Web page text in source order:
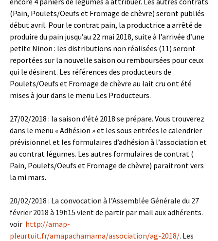
(Pain, Poulets/Oeufs et Fromage de chèvre) seront publiés
début avril. Pour le contrat pain, la productrice a arrêté de
produire du pain jusqu’au 22 mai 2018, suite à l’arrivée d’une
petite Ninon : les distributions non réalisées (11) seront
reportées sur la nouvelle saison ou remboursées pour ceux
qui le désirent. Les références des producteurs de
Poulets/Oeufs et Fromage de chèvre au lait cru ont été
mises à jour dans le menu Les Producteurs.
27/02/2018 : la saison d’été 2018 se prépare. Vous trouverez
dans le menu « Adhésion » et les sous entrées le calendrier
prévisionnel et les formulaires d’adhésion à l’association et
au contrat légumes. Les autres formulaires de contrat (
Pain, Poulets/Oeufs et Fromage de chèvre) paraitront vers
la mi mars.
20/02/2018 : La convocation à l’Assemblée Générale du 27
février 2018 à 19h15 vient de partir par mail aux adhérents.
voir http://amap-
pleurtuit.fr/amapachamama/association/ag-2018/. Les